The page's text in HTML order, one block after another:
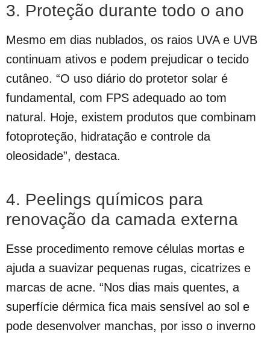
3. Proteção durante todo o ano
Mesmo em dias nublados, os raios UVA e UVB
continuam ativos e podem prejudicar o tecido
cutâneo. “O uso diário do protetor solar é
fundamental, com FPS adequado ao tom
natural. Hoje, existem produtos que combinam
fotoproteção, hidratação e controle da
oleosidade”, destaca.
4. Peelings químicos para
renovação da camada externa
Esse procedimento remove células mortas e
ajuda a suavizar pequenas rugas, cicatrizes e
marcas de acne. “Nos dias mais quentes, a
superfície dérmica fica mais sensível ao sol e
pode desenvolver manchas, por isso o inverno